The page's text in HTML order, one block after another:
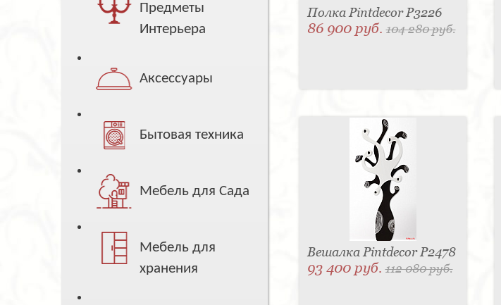
Предметы
Интерьера
Аксессуары
Бытовая техника
Мебель для Сада
Мебель для
хранения
Полка Pintdecor P3226
86 900 руб.104 280 руб.
Вешалка Pintdecor P2478
93 400 руб.112 080 руб.